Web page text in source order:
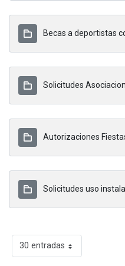
Becas a deportistas
Solicitudes
Autorizaciones
Solicitudes uso
30 entradas